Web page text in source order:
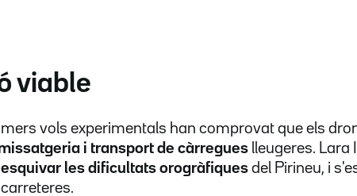
viable
vols experimentals han comprovat que els
i transport de càrregues lleugeres. Lara
esquivar les dificultats orogràfiques del Pirineu, i